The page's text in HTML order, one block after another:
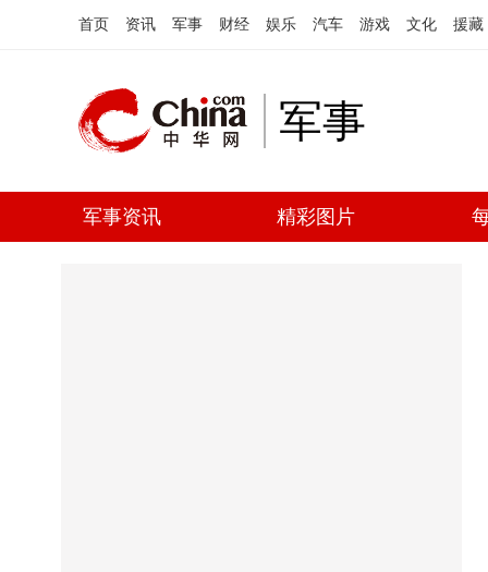
首页 资讯 军事 财经 娱乐 汽车 游戏 文化 援藏
军事
军事资讯 精彩图片